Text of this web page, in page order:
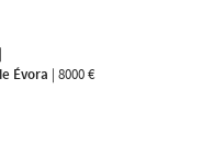
|
Évora | 8000 €